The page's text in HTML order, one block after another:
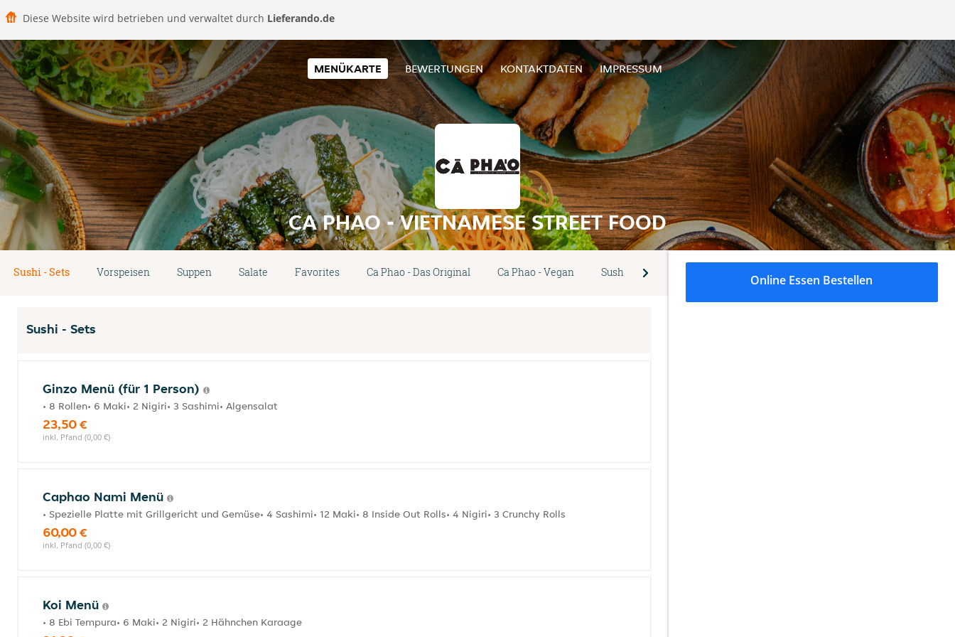
Diese Website wird betrieben und verwaltet durch Lieferando.de
MENÜKARTE BEWERTUNGEN KONTAKTDATEN IMPRESSUM
CA PHAO - VIETNAMESE STREET FOOD
Sushi - Sets Vorspeisen Suppen Salate Favorites Ca Phao - Das Original Ca Phao - Vegan Sushi - Tapas
Sushi - Sets
Ginzo Menü (für 1 Person)
• 8 Rollen• 6 Maki• 2 Nigiri• 3 Sashimi• Algensalat
23,50 €
inkl. Pfand (0,00 €)
Caphao Nami Menü
• Spezielle Platte mit Grillgericht und Gemüse• 4 Sashimi• 12 Maki• 8 Inside Out Rolls• 4 Nigiri• 3 Crunchy Rolls
60,00 €
inkl. Pfand (0,00 €)
Koi Menü
• 8 Ebi Tempura• 6 Maki• 2 Nigiri• 2 Hähnchen Karaage
Online Essen Bestellen